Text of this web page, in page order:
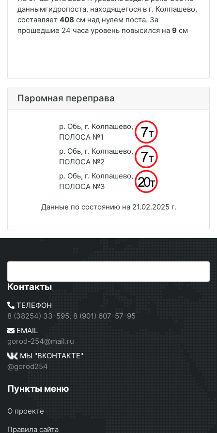
Паромная переправа
р. Обь, г. Колпашево,
ПОЛОСА №1
р. Обь, г. Колпашево,
ПОЛОСА №2
р. Обь, г. Колпашево,
ПОЛОСА №3
Данные по состоянию на 21.02.2025 г.
Контакты
ТЕЛЕФОН
8 (38254) 33-595, 8 (901) 607-57-95
EMAIL
gorod-254@mail.ru
МЫ "ВКОНТАКТЕ"
@gorod254
Пункты меню
О проекте
Правила сайта